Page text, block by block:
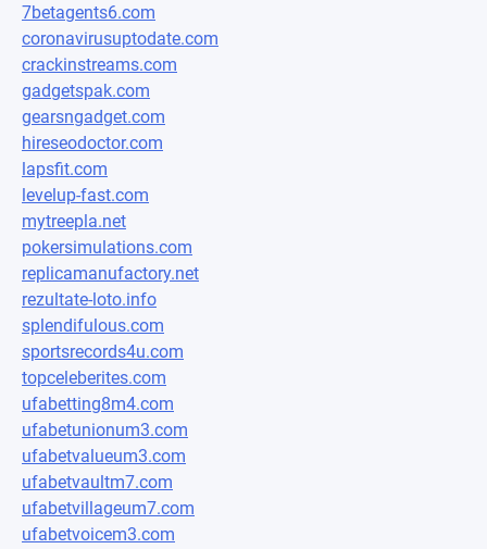
7betagents6.com
coronavirusuptodate.com
crackinstreams.com
gadgetspak.com
gearsngadget.com
hireseodoctor.com
lapsfit.com
levelup-fast.com
mytreepla.net
pokersimulations.com
replicamanufactory.net
rezultate-loto.info
splendifulous.com
sportsrecords4u.com
topceleberites.com
ufabetting8m4.com
ufabetunionum3.com
ufabetvalueum3.com
ufabetvaultm7.com
ufabetvillageum7.com
ufabetvoicem3.com